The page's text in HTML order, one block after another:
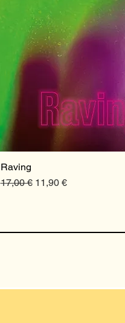
Raving
Preço normal
17,00 € Preço promocional
11,90 €